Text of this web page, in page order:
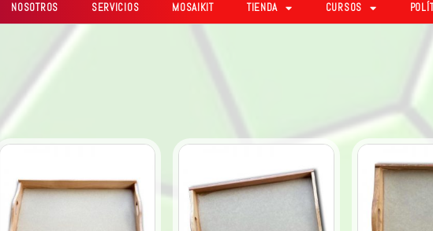
NOSOTROS SERVICIOS MOSAIKIT TIENDA CURSOS